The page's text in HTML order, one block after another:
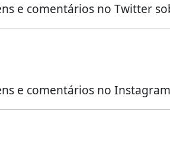
e comentários no Twitter
e comentários no Instagram